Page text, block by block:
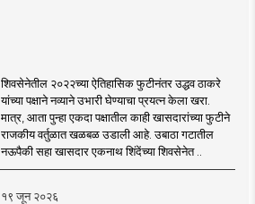
शिवसेनेतील २०२२च्या ऐतिहासिक फुटीनंतर उद्धव ठाकरे
यांच्या पक्षाने नव्याने उभारी घेण्याचा प्रयत्न केला खरा.
मात्र, आता पुन्हा एकदा पक्षातील काही खासदारांच्या फुटीने
राजकीय वर्तुळात खळबळ उडाली आहे. उबाठा गटातील
नऊपैकी सहा खासदार एकनाथ शिंदेंच्या शिवसेनेत ..
१९ जून २०२६